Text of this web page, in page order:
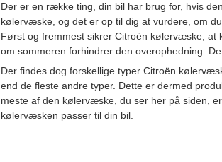
Der er en række ting, din bil har brug for, hvis
kølervæske, og det er op til dig at vurdere, om
Først og fremmest sikrer Citroën kølervæske, at
om sommeren forhindrer den overophedning.
Der findes dog forskellige typer Citroën
end de fleste andre typer. Dette er dermed
meste af den kølervæske, du ser her på siden,
kølervæsken passer til din bil.